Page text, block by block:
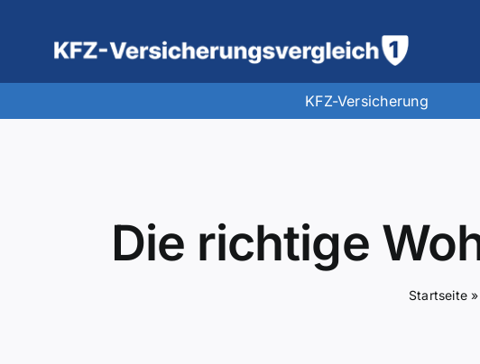
springen
KFZ-Versicherung
Die richtige
Startseite »